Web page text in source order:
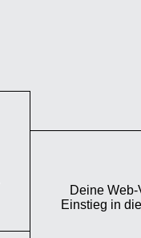
Deine
Einstieg in